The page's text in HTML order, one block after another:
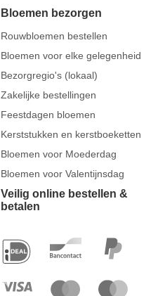
Bloemen bezorgen
Rouwbloemen bestellen
Bloemen voor elke gelegenheid
Bezorgregio's (lokaal)
Zakelijke bestellingen
Feestdagen bloemen
Kerststukken en kerstboeketten
Bloemen voor Moederdag
Bloemen voor Valentijnsdag
Veilig online bestellen &
betalen